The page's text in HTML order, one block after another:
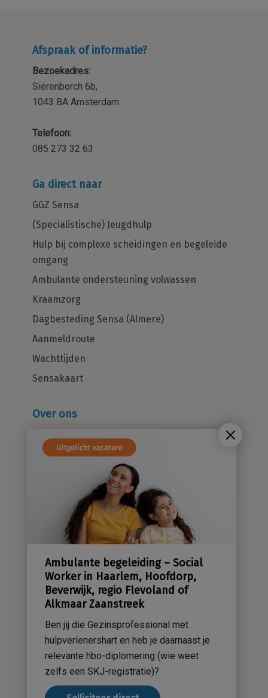
Ambulante begeleiding – Social
Worker in Haarlem, Hoofdorp,
Beverwijk, regio Flevoland of
Alkmaar Zaanstreek
Ben jij die Gezinsprofessional met
hulpverlenershart en heb je daarnaast je
relevante hbo-diplomering (wie weet
zelfs een SKJ-registratie)?
Afspraak of informatie?
Bezoekadres:
Sierenborch 6b,
1043 BA Amsterdam
Telefoon:
085 273 32 63
Ga direct naar
GGZ Sensa
(Specialistische) Jeugdhulp
Hulp bij complexe scheidingen en begeleide
omgang
Ambulante ondersteuning volwassen
Kraamzorg
Dagbesteding Sensa (Almere)
Aanmeldroute
Wachttijden
Sensakaart
Over ons
Cliëntenraad
Sensatieve methodiek
Groene zorg
Stichting Sensa
Contact